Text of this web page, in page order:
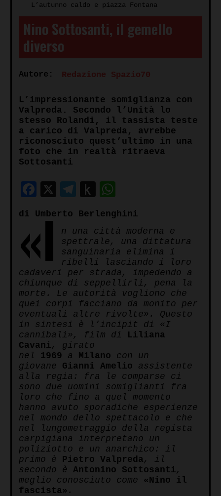
L’autunno caldo e piazza Fontana
Nino Sottosanti, il gemello
diverso
Autore: Redazione Spazio70
L’impressionante somiglianza con
Valpreda. Secondo l’Unità lo
stesso Rolandi, il tassista teste
a carico di Valpreda, avrebbe
riconosciuto quest’ultimo in una
foto che in realtà ritraeva
Sottosanti
Facebook
X Telegram
Push
Kindle
di Umberto Berlenghini
«I n una città moderna e
spettrale, una dittatura
sanguinaria elimina i
ribelli lasciando i loro
cadaveri per strada, impedendo a
chiunque di seppellirli, pena la
morte. Le autorità vogliono che
quei corpi facciano da monito per
eventuali altre rivolte». Questo
in sintesi è l’incipit di «I
cannibali», film di Liliana
Cavani, girato
nel 1969 a Milano con un
giovane Gianni Amelio assistente
alla regia: fra le comparse ci
sono due uomini somiglianti fra
loro che fino a quel momento
hanno avuto sporadiche esperienze
nel mondo dello spettacolo e che
nel lungometraggio della regista
carpigiana interpretano un
poliziotto e un anarchico: il
primo è Pietro Valpreda, il
secondo è Antonino Sottosanti,
meglio conosciuto come «Nino il
fascista» .